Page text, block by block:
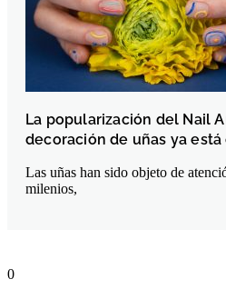
La popularización del Nail
decoración de uñas ya
Las uñas han sido objeto de
milenios,